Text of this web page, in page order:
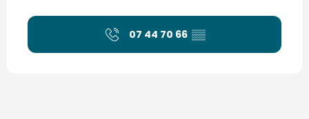
07 44 70 66 ▒▒